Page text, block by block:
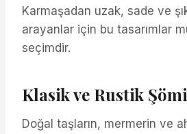
Karmaşadan uzak, sade ve
arayanlar için bu tasarımlar
seçimdir.
Klasik ve Rustik
Doğal taşların, mermerin ve